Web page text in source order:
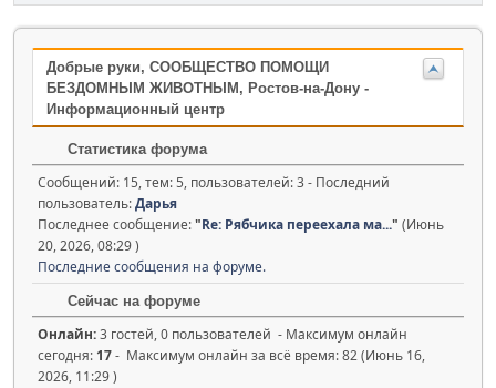
Добрые руки, СООБЩЕСТВО ПОМОЩИ
БЕЗДОМНЫМ ЖИВОТНЫМ, Ростов-на-Дону -
Информационный центр
Статистика форума
Сообщений: 15, тем: 5, пользователей: 3 - Последний
пользователь:Дарья
Последнее сообщение:"Re: Рябчика переехала ма..." (Июнь
20, 2026, 08:29 )
Последние сообщения на форуме.
Сейчас на форуме
Онлайн:3 гостей, 0 пользователей - Максимум онлайн
сегодня: 17- Максимум онлайн за всё время: 82 (Июнь 16,
2026, 11:29 )